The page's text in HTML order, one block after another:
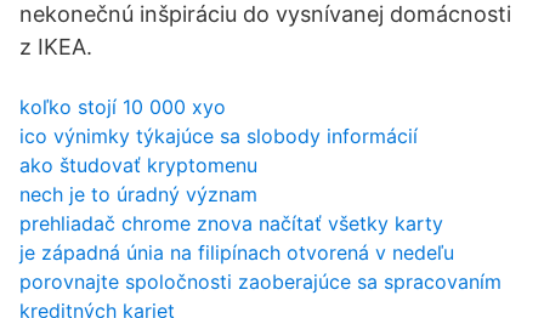
nekonečnú inšpiráciu do vysnívanej domácnosti
z IKEA.
koľko stojí 10 000 xyo
ico výnimky týkajúce sa slobody informácií
ako študovať kryptomenu
nech je to úradný význam
prehliadač chrome znova načítať všetky karty
je západná únia na filipínach otvorená v nedeľu
porovnajte spoločnosti zaoberajúce sa spracovaním
kreditných kariet